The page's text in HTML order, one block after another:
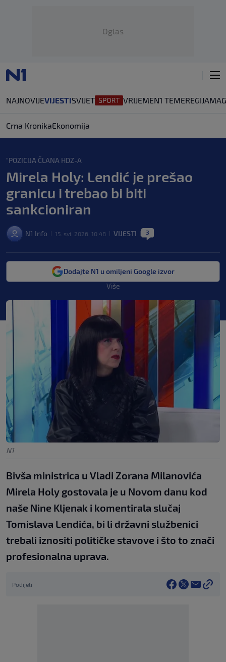
Oglas
NAJNOVIJEVIJESTISVIJET VRIJEMEN1 TEMEREGIJA
Crna KronikaEkonomija
"POZICIJA ČLANA HDZ-A"
Mirela Holy: Lendić je prešao
granicu i trebao bi biti
sankcioniran
N1 Info 15. svi. 2026. 10:48 VIJESTI 3
Dodajte N1 u omiljeni Google izvor
Više
N1
Bivša ministrica u Vladi Zorana Milanovića
Mirela Holy gostovala je u Novom danu kod
naše Nine Kljenak i komentirala slučaj
Tomislava Lendića, bi li državni službenici
trebali iznositi političke stavove i što to znači
profesionalna uprava.
Podijeli